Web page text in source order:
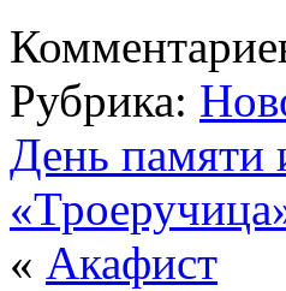
Рубрика:
День
« Акафист